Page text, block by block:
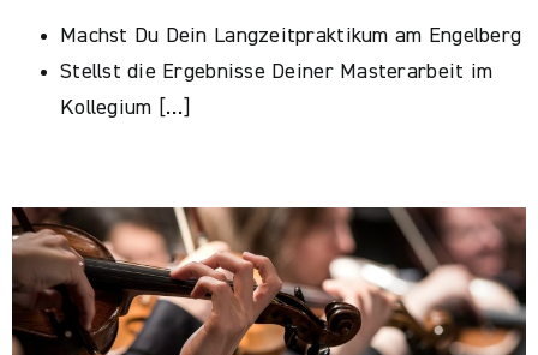
Machst Du Dein Langzeitpraktikum am Engelberg
Stellst die Ergebnisse Deiner Masterarbeit im
Kollegium […]